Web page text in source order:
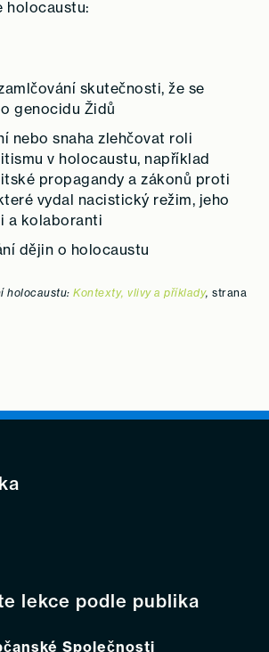
holocaustu:
skutečnosti, že se
genocidu Židů
nebo snaha zlehčovat roli
v holocaustu, například
propagandy a zákonů proti
vydal nacistický režim, jeho
a kolaboranti
dějin o holocaustu
holocaustu: Kontexty, vlivy a příklady, strana
lekce podle publika
Společnosti